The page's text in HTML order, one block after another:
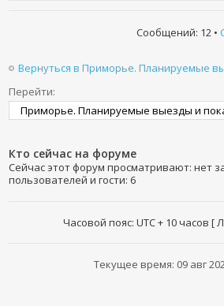
Сообщений: 12 •
Вернуться в Приморье. Планируемые
Перейти:
Кто сейчас на форуме
Сейчас этот форум просматривают: нет
пользователей и гости: 6
Часовой пояс: UTC + 10 часов [
Текущее время: 09 авг